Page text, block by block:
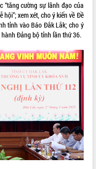
“tăng cường sự lãnh đạo của
xem xét, cho ý kiến về Đề
tỉnh vào Báo Đắk Lắk; cho ý
Đảng bộ tỉnh lần thứ 36.